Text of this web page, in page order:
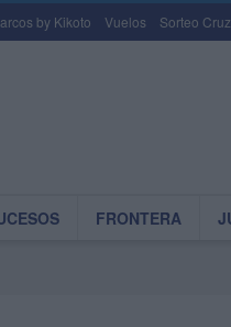
by Kikoto Vuelos Sorteo
FRONTERA